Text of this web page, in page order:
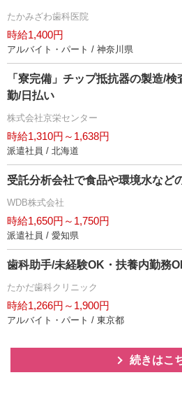
たかみざわ歯科医院
時給1,400円
アルバイト・パート / 神奈川県
「寮完備」チップ抵抗器の製造/
勤/日払い
株式会社京栄センター
時給1,310円～1,638円
派遣社員 / 北海道
受託分析会社で食品や環境水など
WDB株式会社
時給1,650円～1,750円
派遣社員 / 愛知県
歯科助手/未経験OK・扶養内勤務
たかだ歯科クリニック
時給1,266円～1,900円
アルバイト・パート / 東京都
続きはこ